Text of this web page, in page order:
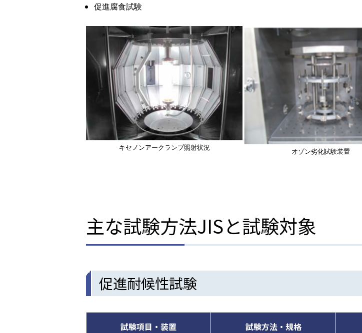
促進腐食試験
キセノンアークランプ照射状況 オゾン劣化試験装置
主な試験方法JISと試験対象
促進耐候性試験
試験項目・装置 試験方法・規格